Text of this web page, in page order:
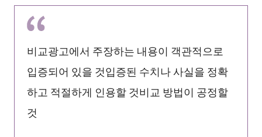
비교광고에서 주장하는 내용이 객관적으로
입증되어 있을 것입증된 수치나 사실을 정확
하고 적절하게 인용할 것비교 방법이 공정할
것